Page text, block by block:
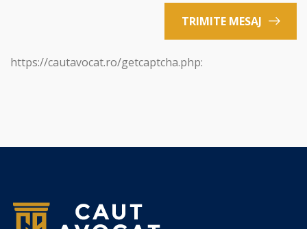
TRIMITE MESAJ
https://cautavocat.ro/getcaptcha.php: